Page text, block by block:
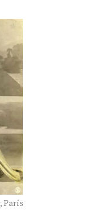
París